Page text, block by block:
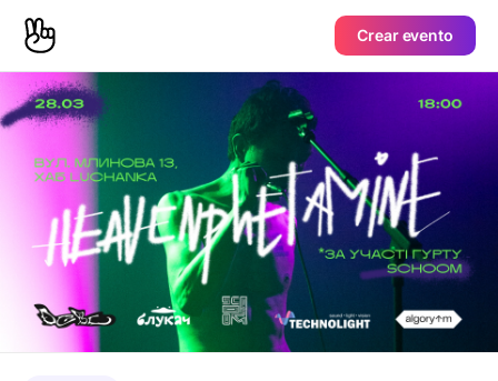
Crear evento